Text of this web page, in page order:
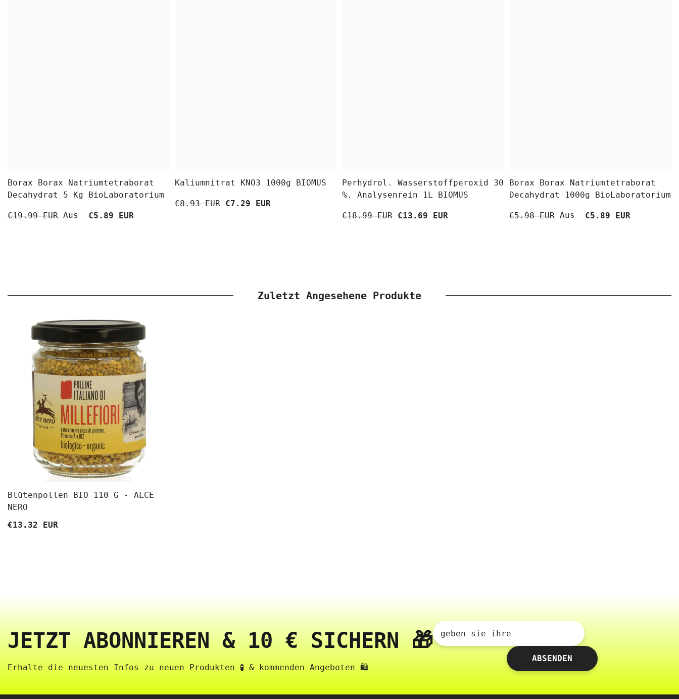
Borax Borax Natriumtetraborat
Decahydrat 5 Kg BioLaboratorium
€19.99 EUR Aus €5.89 EUR
Kaliumnitrat KNO3 1000g BIOMUS
€8.93 EUR €7.29 EUR
Perhydrol. Wasserstoffperoxid 30
%. Analysenrein 1L BIOMUS
€18.99 EUR €13.69 EUR
Borax Borax Natriumtetraborat
Decahydrat 1000g BioLaboratorium
€5.98 EUR Aus €5.89 EUR
Zuletzt Angesehene Produkte
Blütenpollen BIO 110 G - ALCE
NERO
€13.32 EUR
JETZT ABONNIEREN & 10 € SICHERN 🎁
Erhalte die neuesten Infos zu neuen Produkten 🧪 & kommenden Angeboten 🛍️
geben sie ihre
ABSENDEN